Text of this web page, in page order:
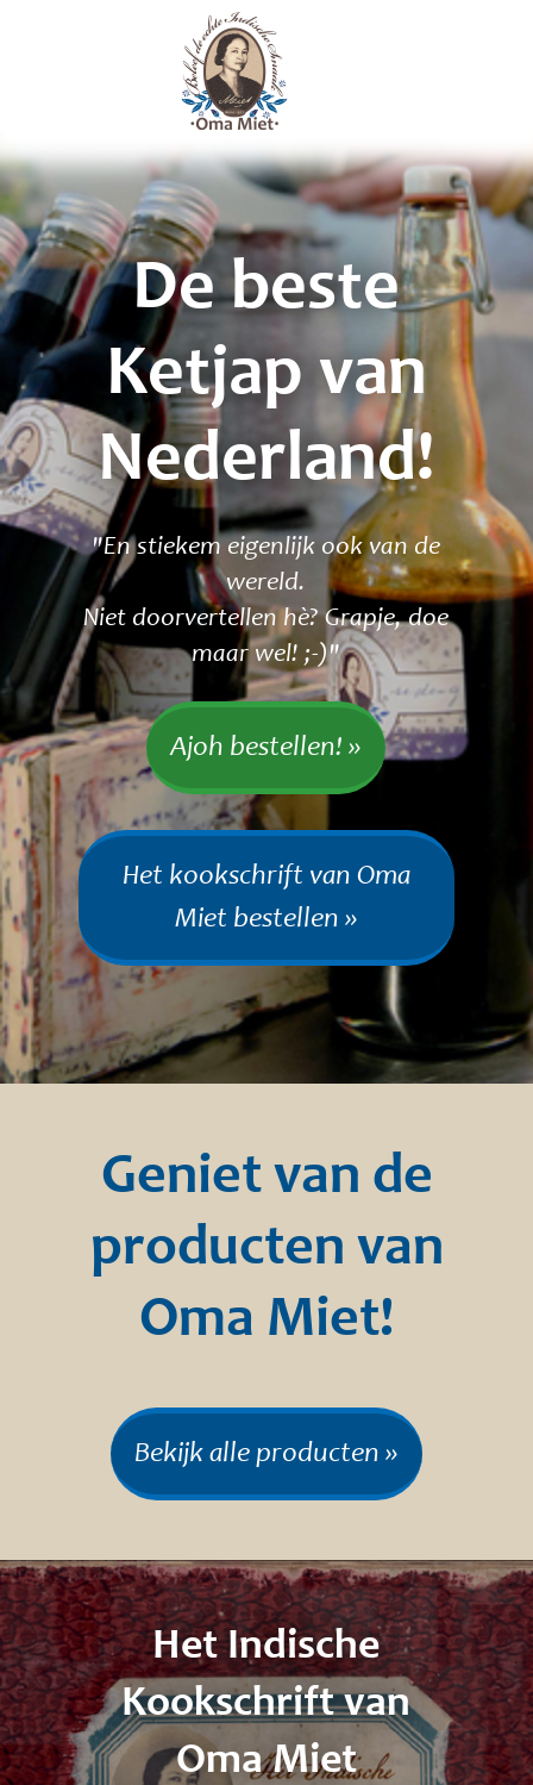
De beste
Ketjap van
Nederland!
"En stiekem eigenlijk ook van de
wereld.
Niet doorvertellen hè? Grapje, doe
maar wel! ;-)"
Ajoh bestellen! »
Het kookschrift van Oma
Miet bestellen »
Geniet van de
producten van
Oma Miet!
Bekijk alle producten »
Het Indische
Kookschrift van
Oma Miet